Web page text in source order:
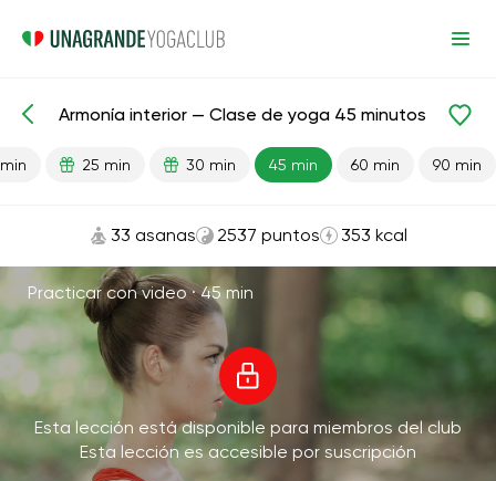
Lecciones preparadas Antiestrés
Armonía interior — Clase de yoga 45 minutos
25 min 30 min 45 min 60 min 90 min
33 asanas 2537 puntos 353 kcal
Practicar con video ·45 min
Esta lección está disponible para miembros del club
Esta lección es accesible por suscripción